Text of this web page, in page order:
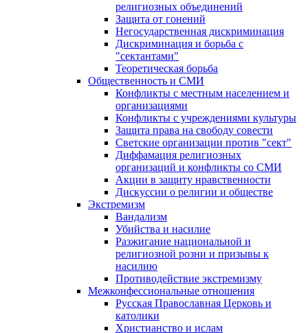
религиозных объединений
Защита от гонений
Негосударственная дискриминация
Дискриминация и борьба с
"сектантами"
Теоретическая борьба
Общественность и СМИ
Конфликты с местным населением и
организациями
Конфликты с учреждениями культуры
Защита права на свободу совести
Светские организации против "сект"
Диффамация религиозных
организаций и конфликты со СМИ
Акции в защиту нравственности
Дискуссии о религии и обществе
Экстремизм
Вандализм
Убийства и насилие
Разжигание национальной и
религиозной розни и призывы к
насилию
Противодействие экстремизму
Межконфессиональные отношения
Русская Православная Церковь и
католики
Христианство и ислам